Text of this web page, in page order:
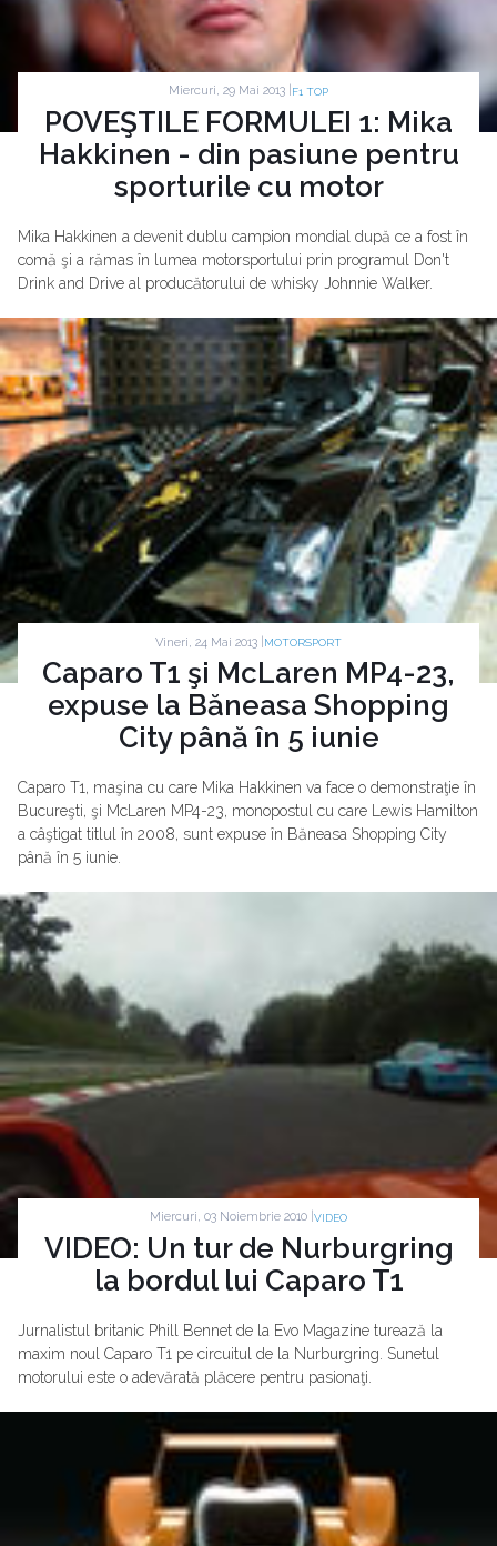
Miercuri, 29 Mai 2013 | F1 TOP
POVEŞTILE FORMULEI 1: Mika
Hakkinen - din pasiune pentru
sporturile cu motor
Mika Hakkinen a devenit dublu campion mondial după ce a fost în
comă şi a rămas în lumea motorsportului prin programul Don't
Drink and Drive al producătorului de whisky Johnnie Walker.
Vineri, 24 Mai 2013 | MOTORSPORT
Caparo T1 şi McLaren MP4-23,
expuse la Băneasa Shopping
City până în 5 iunie
Caparo T1, maşina cu care Mika Hakkinen va face o demonstraţie în
Bucureşti, şi McLaren MP4-23, monopostul cu care Lewis Hamilton
a câştigat titlul în 2008, sunt expuse în Băneasa Shopping City
până în 5 iunie.
Miercuri, 03 Noiembrie 2010 | VIDEO
VIDEO: Un tur de Nurburgring
la bordul lui Caparo T1
Jurnalistul britanic Phill Bennet de la Evo Magazine turează la
maxim noul Caparo T1 pe circuitul de la Nurburgring. Sunetul
motorului este o adevărată plăcere pentru pasionaţi.